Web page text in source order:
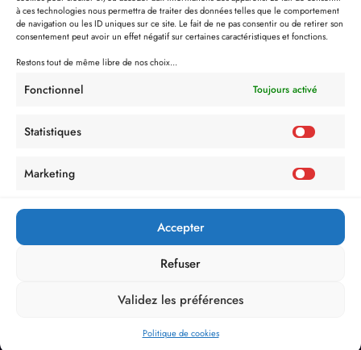
à ces technologies nous permettra de traiter des données telles que le comportement
de navigation ou les ID uniques sur ce site. Le fait de ne pas consentir ou de retirer son
consentement peut avoir un effet négatif sur certaines caractéristiques et fonctions.
Restons tout de même libre de nos choix...
Fonctionnel Toujours activé
Statistiques
Marketing
Accepter
Refuser
Validez les préférences
Politique de cookies